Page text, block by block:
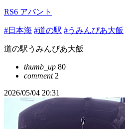
RS6 アバント
#日本海 #道の駅 #うみんぴあ大飯
道の駅うみんぴあ大飯
thumb_up 80
comment2
2026/05/04 20:31